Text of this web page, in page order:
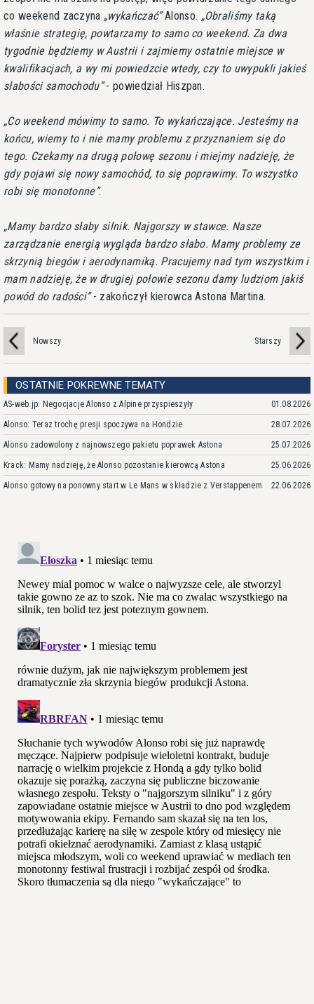
co weekend zaczyna
wykańczać Alonso. Obraliśmy taką
właśnie strategię, powtarzamy to samo co weekend. Za dwa
tygodnie będziemy w Austrii i zajmiemy ostatnie miejsce w
kwalifikacjach, a wy mi powiedzcie wtedy, czy to uwypukli jakieś
słabości samochodu - powiedział Hiszpan.
Co weekend mówimy to samo. To wykańczające. Jesteśmy na
końcu, wiemy to i nie mamy problemu z przyznaniem się do
tego. Czekamy na drugą połowę sezonu i miejmy nadzieję, że
gdy pojawi się nowy samochód, to się poprawimy. To wszystko
robi się monotonne .
Mamy bardzo słaby silnik. Najgorszy w stawce. Nasze
zarządzanie energią wygląda bardzo słabo. Mamy problemy ze
skrzynią biegów i aerodynamiką. Pracujemy nad tym wszystkim i
mam nadzieję, że w drugiej połowie sezonu damy ludziom jakiś
powód do radości - zakończył kierowca Astona Martina.
Nowszy Starszy
OSTATNIE POKREWNE TEMATY
AS-web.jp: Negocjacje Alonso z Alpine przyspieszyły 01.08.2026
Alonso: Teraz trochę presji spoczywa na Hondzie 28.07.2026
Alonso zadowolony z najnowszego pakietu poprawek Astona 25.07.2026
Krack: Mamy nadzieję, że Alonso pozostanie kierowcą Astona 25.06.2026
Alonso gotowy na ponowny start w Le Mans w składzie z Verstappenem 22.06.2026